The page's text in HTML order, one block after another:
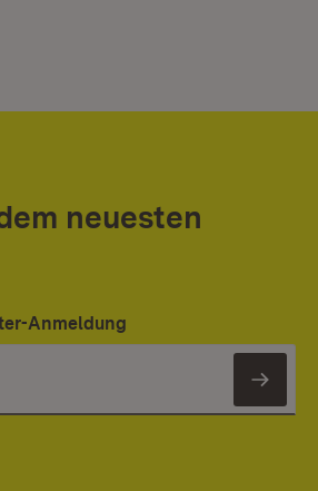
neuesten
Anmeldung